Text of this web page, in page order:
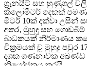
ග්‍රැනයිට් සහ හුණුගල්
කිලෝමීටර් දෙකක් පමණ
මීටර් 10ක් දක්වා
අතර, මුහුදු සහ ගොඩබිම්
බාධකයක් නිර්මාණය
වික්‍රමයක් වූ මුහුදු පවුර
දශක ගණනාවක අඛණ්ඩ